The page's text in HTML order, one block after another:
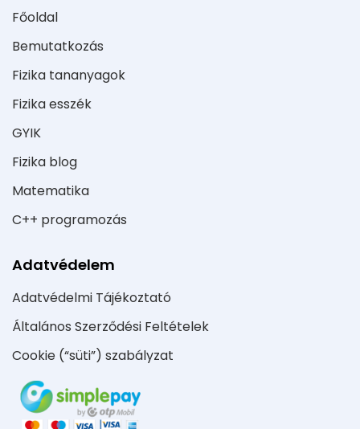
Főoldal
Bemutatkozás
Fizika tananyagok
Fizika esszék
GYIK
Fizika blog
Matematika
C++ programozás
Adatvédelem
Adatvédelmi Tájékoztató
Általános Szerződési Feltételek
Cookie (“süti”) szabályzat